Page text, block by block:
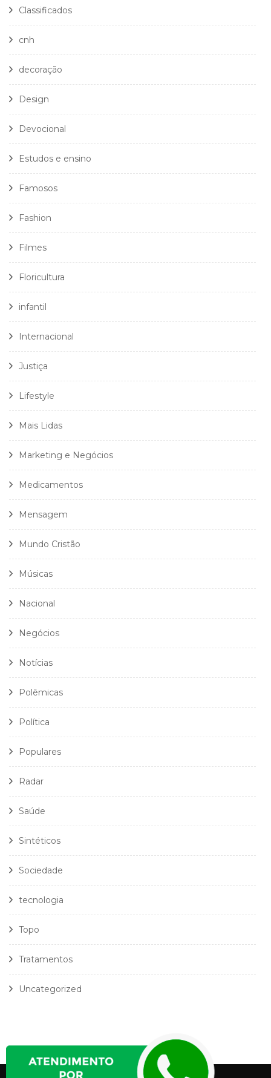
Classificados
cnh
decoração
Design
Devocional
Estudos e ensino
Famosos
Fashion
Filmes
Floricultura
infantil
Internacional
Justiça
Lifestyle
Mais Lidas
Marketing e Negócios
Medicamentos
Mensagem
Mundo Cristão
Músicas
Nacional
Negócios
Notícias
Polêmicas
Política
Populares
Radar
Saúde
Sintéticos
Sociedade
tecnologia
Topo
Tratamentos
Uncategorized